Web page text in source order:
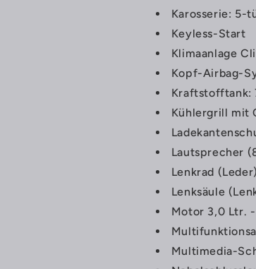
Karosserie: 5-
Keyless-Start
Klimaanlage
Kopf-Airbag-
Kraftstofftank:
Kühlergrill mit
Lautsprecher
Lenkrad
Lenksäule
Motor 3,0 Ltr. -
Multimedia-